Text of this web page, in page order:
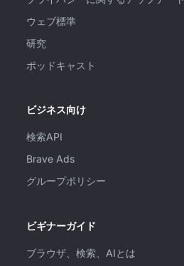
ウェブ標準
研究
ポッドキャスト
ビジネス向け
検索API
Brave Ads
グループポリシー
ビギナーガイド
ブラウザ、検索、AIとは